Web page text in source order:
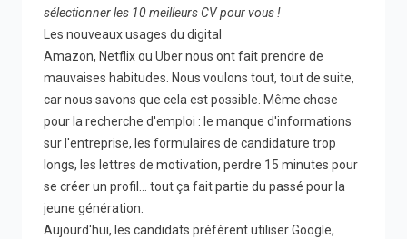
sélectionner les 10 meilleurs CV pour vous !
Les nouveaux usages du digital
Amazon, Netflix ou Uber nous ont fait prendre de
mauvaises habitudes. Nous voulons tout, tout de suite,
car nous savons que cela est possible. Même chose
pour la recherche d'emploi : le manque d'informations
sur l'entreprise, les formulaires de candidature trop
longs, les lettres de motivation, perdre 15 minutes pour
se créer un profil… tout ça fait partie du passé pour la
jeune génération.
Aujourd'hui, les candidats préfèrent utiliser Google,